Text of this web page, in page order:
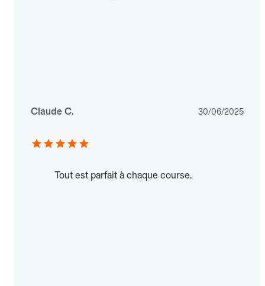
Claude C. 30/06/2025
Tout est parfait à chaque course.